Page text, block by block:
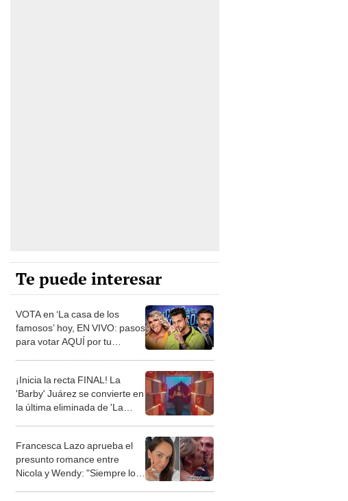
Te puede interesar
VOTA en ‘La casa de los
famosos’ hoy, EN VIVO: pasos
para votar AQUÍ por tu
¡Inicia la recta FINAL! La
'Barby' Juárez se convierte en
la última eliminada de 'La
Francesca Lazo aprueba el
presunto romance entre
Nicola y Wendy: "Siempre lo